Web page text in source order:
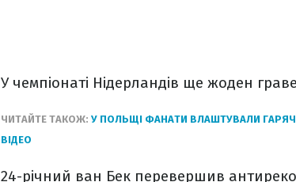
У чемпіонаті Нідерландів ще жоден
ЧИТАЙТЕ ТАКОЖ: У ПОЛЬЩІ ФАНАТИ ВЛАШТУВАЛИ
ВІДЕО
24-річний ван Бек перевершив